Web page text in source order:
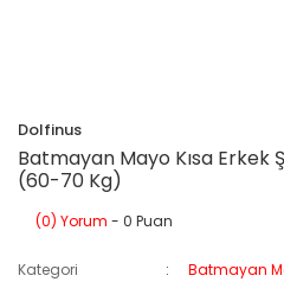
Dolfinus
Batmayan Mayo Kısa Erkek
(60-70 Kg)
(0) Yorum - 0 Puan
Kategori
Batmayan